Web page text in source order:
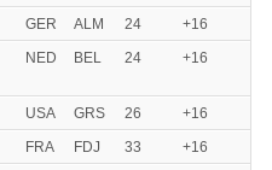
GER ALM 24
+16
NED BEL 24 +16
USA GRS 26
+16
FRA FDJ 33
+16